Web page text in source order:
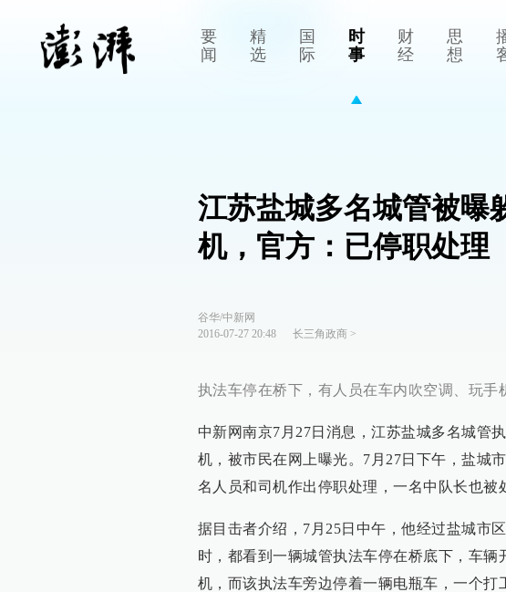
要
闻
精
选
国
际
时
事
财
经
思
想
江苏盐城多名城管被曝
机，官方：已停职处理
谷华/中新网
2016-07-27 20:48
长三角政商>
执法车停在桥下，有人员在车内吹空调、玩手
中新网南京7月27日消息，江苏盐城多名城管
机，被市民在网上曝光。7月27日下午，盐城
名人员和司机作出停职处理，一名中队长也被
据目击者介绍，7月25日中午，他经过盐城市
时，都看到一辆城管执法车停在桥底下，车
机，而该执法车旁边停着一辆电瓶车，一个